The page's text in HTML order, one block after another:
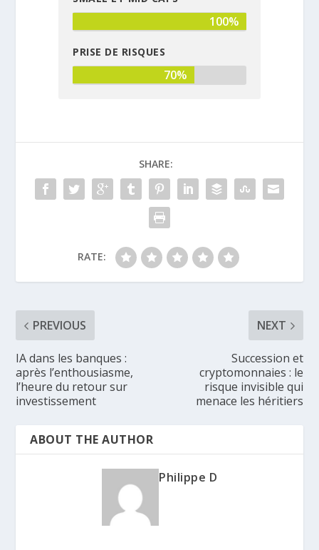
100%
PRISE DE RISQUES
70%
SHARE:
RATE:
PREVIOUS
IA dans les banques :
après l’enthousiasme,
l’heure du retour sur
investissement
NEXT
Succession et
cryptomonnaies : le
risque invisible qui
menace les héritiers
ABOUT THE AUTHOR
Philippe D